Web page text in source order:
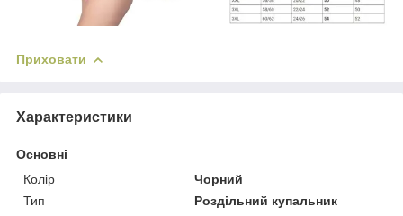
Приховати
Характеристики
Основні
Колір
Чорний
Тип
Роздільний купальник